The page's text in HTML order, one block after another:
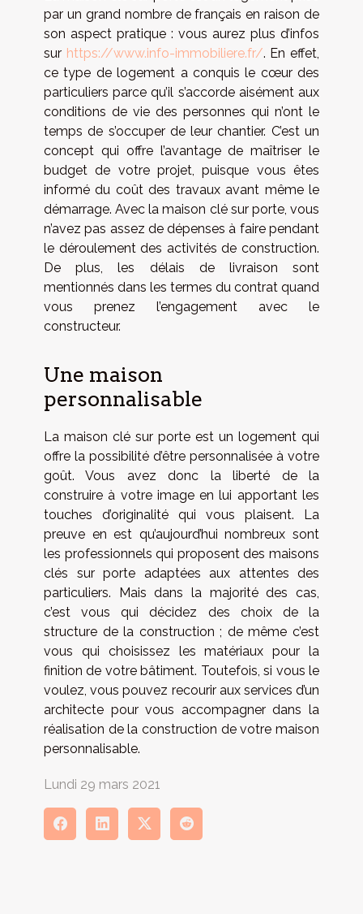
par un grand nombre de français en raison de
son aspect pratique : vous aurez plus d’infos
sur https://www.info-immobiliere.fr/. En effet,
ce type de logement a conquis le cœur des
particuliers parce qu’il s’accorde aisément aux
conditions de vie des personnes qui n’ont le
temps de s’occuper de leur chantier. C’est un
concept qui offre l’avantage de maîtriser le
budget de votre projet, puisque vous êtes
informé du coût des travaux avant même le
démarrage. Avec la maison clé sur porte, vous
n’avez pas assez de dépenses à faire pendant
le déroulement des activités de construction.
De plus, les délais de livraison sont
mentionnés dans les termes du contrat quand
vous prenez l’engagement avec le
constructeur.
Une maison
personnalisable
La maison clé sur porte est un logement qui
offre la possibilité d’être personnalisée à votre
goût. Vous avez donc la liberté de la
construire à votre image en lui apportant les
touches d’originalité qui vous plaisent. La
preuve en est qu’aujourd’hui nombreux sont
les professionnels qui proposent des maisons
clés sur porte adaptées aux attentes des
particuliers. Mais dans la majorité des cas,
c’est vous qui décidez des choix de la
structure de la construction ; de même c’est
vous qui choisissez les matériaux pour la
finition de votre bâtiment. Toutefois, si vous le
voulez, vous pouvez recourir aux services d’un
architecte pour vous accompagner dans la
réalisation de la construction de votre maison
personnalisable.
Lundi 29 mars 2021